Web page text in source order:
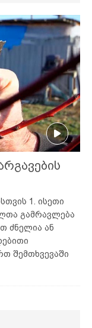
1. ისეთი
გამრავლება
ძნელია ან
შემთხვევაში